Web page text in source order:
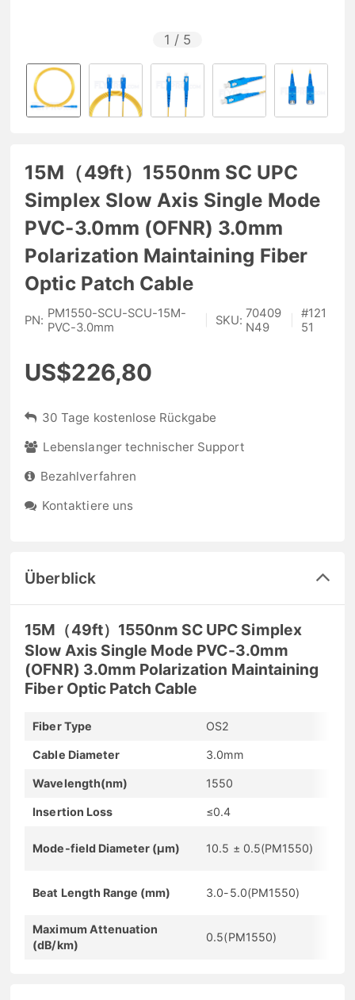
1 / 5
15M（49ft）1550nm SC UPC
Simplex Slow Axis Single Mode
PVC-3.0mm (OFNR) 3.0mm
Polarization Maintaining Fiber
Optic Patch Cable
PN: PM1550-SCU-SCU-15M-
PVC-3.0mm
SKU: 70409
N49
#121
51
US$226,80
30 Tage kostenlose Rückgabe
Lebenslanger technischer Support
Bezahlverfahren
Kontaktiere uns
Überblick
15M（49ft）1550nm SC UPC Simplex
Slow Axis Single Mode PVC-3.0mm
(OFNR) 3.0mm Polarization Maintaining
Fiber Optic Patch Cable
Fiber Type OS2
Cable Diameter 3.0mm
Wavelength(nm) 1550
Insertion Loss ≤0.4
Mode-field Diameter (µm) 10.5 ± 0.5(PM1550)
Beat Length Range (mm) 3.0-5.0(PM1550)
Maximum Attenuation
(dB/km)
0.5(PM1550)